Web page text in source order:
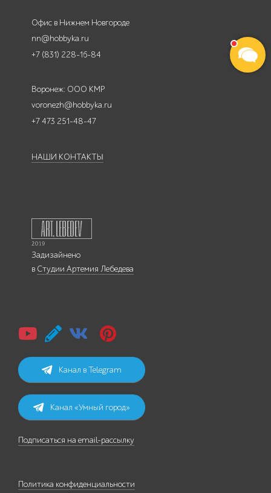
Офис в Нижнем Новгороде
nn@hobbyka.ru
+7 (831) 228-16-84
Воронеж: ООО КМР
voronezh@hobbyka.ru
+7 473 251-48-47
НАШИ КОНТАКТЫ
Задизайнено
в Студии Артемия Лебедева
Канал в Telegram
Канал «Умный город»
Подписаться на email-рассылку
Политика конфиденциальности